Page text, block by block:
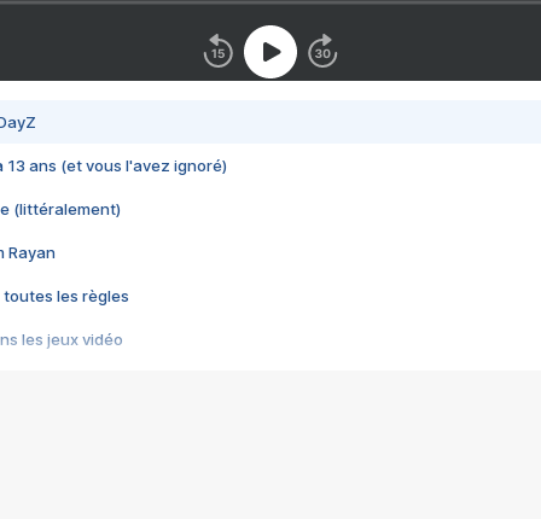
13 ans (et vous l'avez ignoré)
(littéralement)
Rayan
toutes les règles
les jeux vidéo